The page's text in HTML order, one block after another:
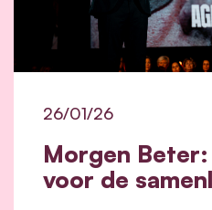
Morgen
voor de
26/01/26